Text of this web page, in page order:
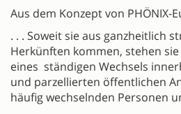
Aus dem Konzept von PHÖNIX-
. . . Soweit sie aus ganzheitlich
Herkünften kommen, stehen
eines ständigen Wechsels
und parzellierten öffentlichen
häufig wechselnden Personen